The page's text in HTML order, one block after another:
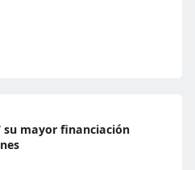
su mayor financiación